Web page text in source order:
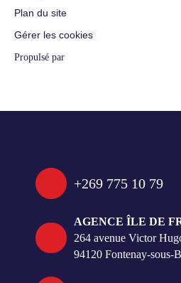
Plan du site
Gérer les cookies
Propulsé par
+269 775 10 79
AGENCE ÎLE DE
264 avenue Victor
94120 Fontenay-sous-